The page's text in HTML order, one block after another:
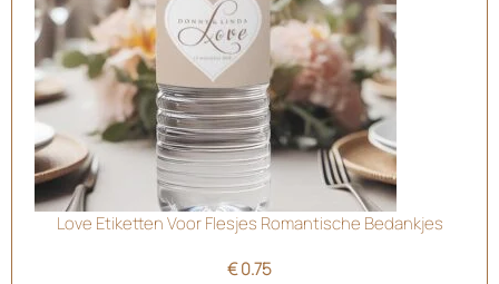
Love Etiketten Voor Flesjes Romantische Bedankjes
€0.75